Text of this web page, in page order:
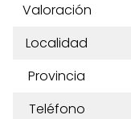
Valoración
Localidad
Provincia
Teléfono